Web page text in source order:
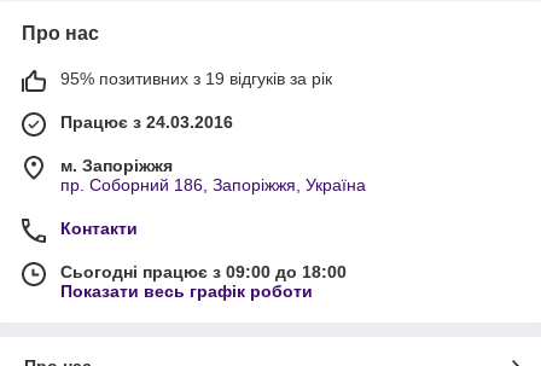
Про нас
95% позитивних з 19 відгуків за рік
Працює з 24.03.2016
м. Запоріжжя
пр. Соборний 186, Запоріжжя, Україна
Контакти
Сьогодні працює з 09:00 до 18:00
Показати весь графік роботи